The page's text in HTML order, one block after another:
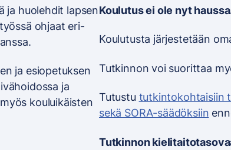
ja huolehdit lapsen
ohjaat eri-
ja esiopetuksen
ja
kouluikäisten
Koulutus ei ole nyt
Koulutusta järjestetään
Tutkinnon voi suorittaa
Tutustu tutkintokohtaisiin
sekä SORA-säädöksiin
Tutkinnon